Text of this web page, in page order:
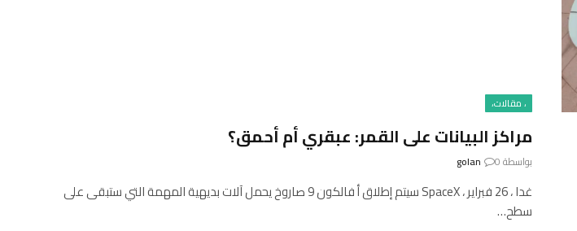
، مقالات،
مراكز البيانات على القمر: عبقري أم أحمق؟
بواسطة golan 0
غدا ، 26 فبراير ، SpaceX سيتم إطلاق أ فالكون 9 صاروخ يحمل آلات بديهية المهمة التي ستبقى على
سطح…